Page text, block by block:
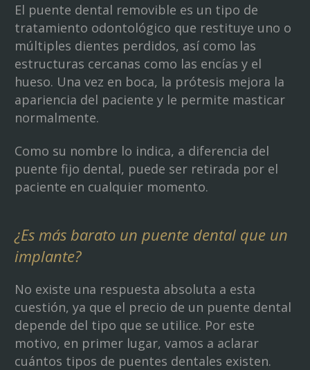
El puente dental removible es un tipo de
tratamiento odontológico que restituye uno o
múltiples dientes perdidos, así como las
estructuras cercanas como las encías y el
hueso. Una vez en boca, la prótesis mejora la
apariencia del paciente y le permite masticar
normalmente.
Como su nombre lo indica, a diferencia del
puente fijo dental, puede ser retirada por el
paciente en cualquier momento.
¿Es más barato un puente dental que un
implante?
No existe una respuesta absoluta a esta
cuestión, ya que el precio de un puente dental
depende del tipo que se utilice. Por este
motivo, en primer lugar, vamos a aclarar
cuántos tipos de puentes dentales existen.